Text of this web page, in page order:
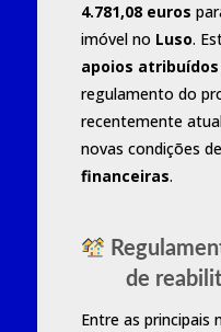
4.781,08 euros
imóvel no Luso.
apoios atribuídos
regulamento do
recentemente
novas condições
financeiras.
de
Entre as principais